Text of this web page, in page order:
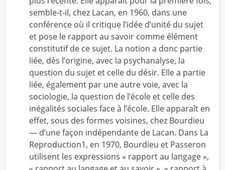
semble-t-il, chez Lacan, en 1960, dans une
conférence où il critique l’idée d’unité du sujet
et pose le rapport au savoir comme élément
constitutif de ce sujet. La notion a donc partie
liée, dès l’origine, avec la psychanalyse, la
question du sujet et celle du désir. Elle a partie
liée, également par une autre voie, avec la
sociologie, la question de l’école et celle des
inégalités sociales face à l’école. Elle apparaît en
effet, sous des formes voisines, chez Bourdieu
— d’une façon indépendante de Lacan. Dans La
Reproduction1, en 1970, Bourdieu et Passeron
utilisent les expressions « rapport au langage »,